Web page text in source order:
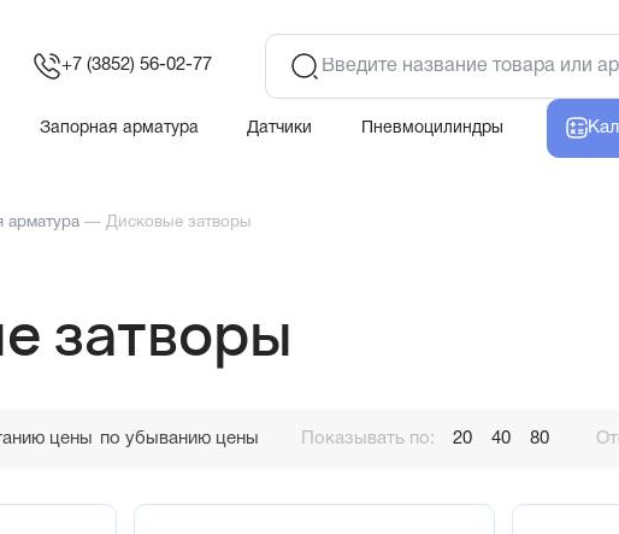
+7 (3852) 56-02-77
Запорная арматура Датчики Пневмоцилиндры
арматура — Дисковые затворы
затворы
цены по убыванию цены Показывать по: 20 40 80